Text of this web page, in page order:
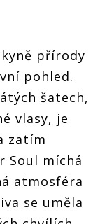
přírody
pohled.
šatech,
vlasy, je
zatím
Soul míchá
atmosféra
se uměla